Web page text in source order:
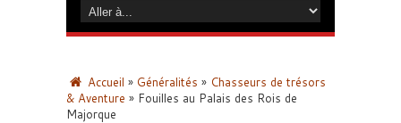
Accueil » Généralités » Chasseurs de trésors
& Aventure » Fouilles au Palais des Rois de
Majorque